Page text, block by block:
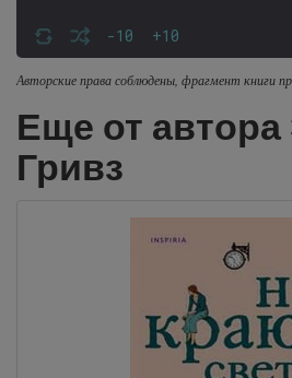
-10 +10
Авторские права соблюдены, фрагмент книги
Еще от
Гривз